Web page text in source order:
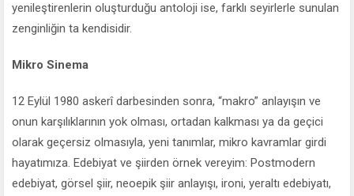
yenileştirenlerin oluşturduğu antoloji ise, farklı seyirlerle sunulan
zenginliğin ta kendisidir.
Mikro Sinema
12 Eylül 1980 askerî darbesinden sonra, “makro” anlayışın ve
onun karşılıklarının yok olması, ortadan kalkması ya da geçici
olarak geçersiz olmasıyla, yeni tanımlar, mikro kavramlar girdi
hayatımıza. Edebiyat ve şiirden örnek vereyim: Postmodern
edebiyat, görsel şiir, neoepik şiir anlayışı, ironi, yeraltı edebiyatı,